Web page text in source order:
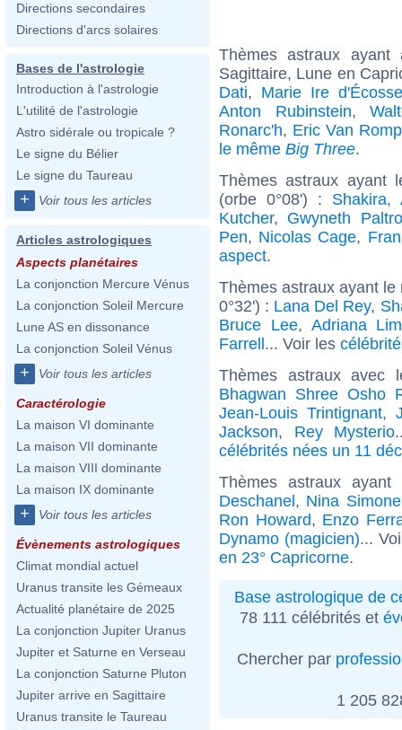
Directions secondaires
Directions d'arcs solaires
Bases de l'astrologie
Introduction à l'astrologie
L'utilité de l'astrologie
Astro sidérale ou tropicale ?
Le signe du Bélier
Le signe du Taureau
+ Voir tous les articles
Articles astrologiques
Aspects planétaires
La conjonction Mercure Vénus
La conjonction Soleil Mercure
Lune AS en dissonance
La conjonction Soleil Vénus
+ Voir tous les articles
Caractérologie
La maison VI dominante
La maison VII dominante
La maison VIII dominante
La maison IX dominante
+ Voir tous les articles
Évènements astrologiques
Climat mondial actuel
Uranus transite les Gémeaux
Actualité planétaire de 2025
La conjonction Jupiter Uranus
Jupiter et Saturne en Verseau
La conjonction Saturne Pluton
Jupiter arrive en Sagittaire
Uranus transite le Taureau
Thèmes astraux
Sagittaire, Lune en
Dati, Marie Ire d'Écosse
Anton Rubinstein,
Ronarc'h, Eric Van
le même Big Three.
Thèmes astraux ayant
(orbe 0°08') : Shakira,
Kutcher, Gwyneth
Pen, Nicolas Cage,
aspect.
Thèmes astraux ayant
0°32') : Lana Del Rey,
Bruce Lee, Adriana
Farrell... Voir les
Thèmes astraux avec
Bhagwan Shree Osho
Jean-Louis Trintignant,
Jackson, Rey Mysterio
célébrités nées un 11
Thèmes astraux
Deschanel, Nina Simone
Ron Howard, Enzo
Dynamo (magicien)...
en 23° Capricorne.
Base astrologique de
78 111 célébrités et
Chercher par
1 205